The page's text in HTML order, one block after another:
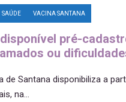
SAÚDE VACINA SANTANA
pré-
ou
de Santana disponibiliza a
na...